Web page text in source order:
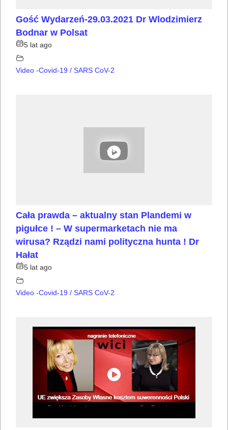
Gość Wydarzeń-29.03.2021 Dr Wlodzimierz
Bodnar w Polsat
5 lat ago
Video -Covid-19 / SARS CoV-2
Cała prawda – aktualny stan Plandemi w
pigułce ! – W supermarketach nie ma
wirusa? Rządzi nami polityczna hunta ! Dr
Hałat
5 lat ago
Video -Covid-19 / SARS CoV-2